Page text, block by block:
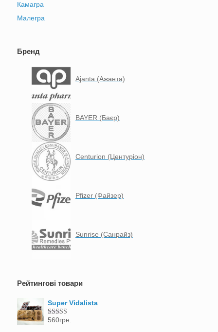
Камагра
Малегра
Бренд
Ajanta (Ажанта)
BAYER (Баєр)
Centurion (Центуріон)
Pfizer (Файзер)
Sunrise (Санрайз)
Рейтингові товари
Super Vidalista
Оцінено в
560грн.